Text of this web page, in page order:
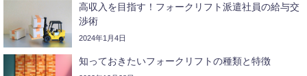
高収入を目指す！フォークリフト派遣社員の給与交
渉術
2024年1月4日
知っておきたいフォークリフトの種類と特徴